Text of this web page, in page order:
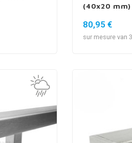
(40x20
80,95 €
sur mesure van